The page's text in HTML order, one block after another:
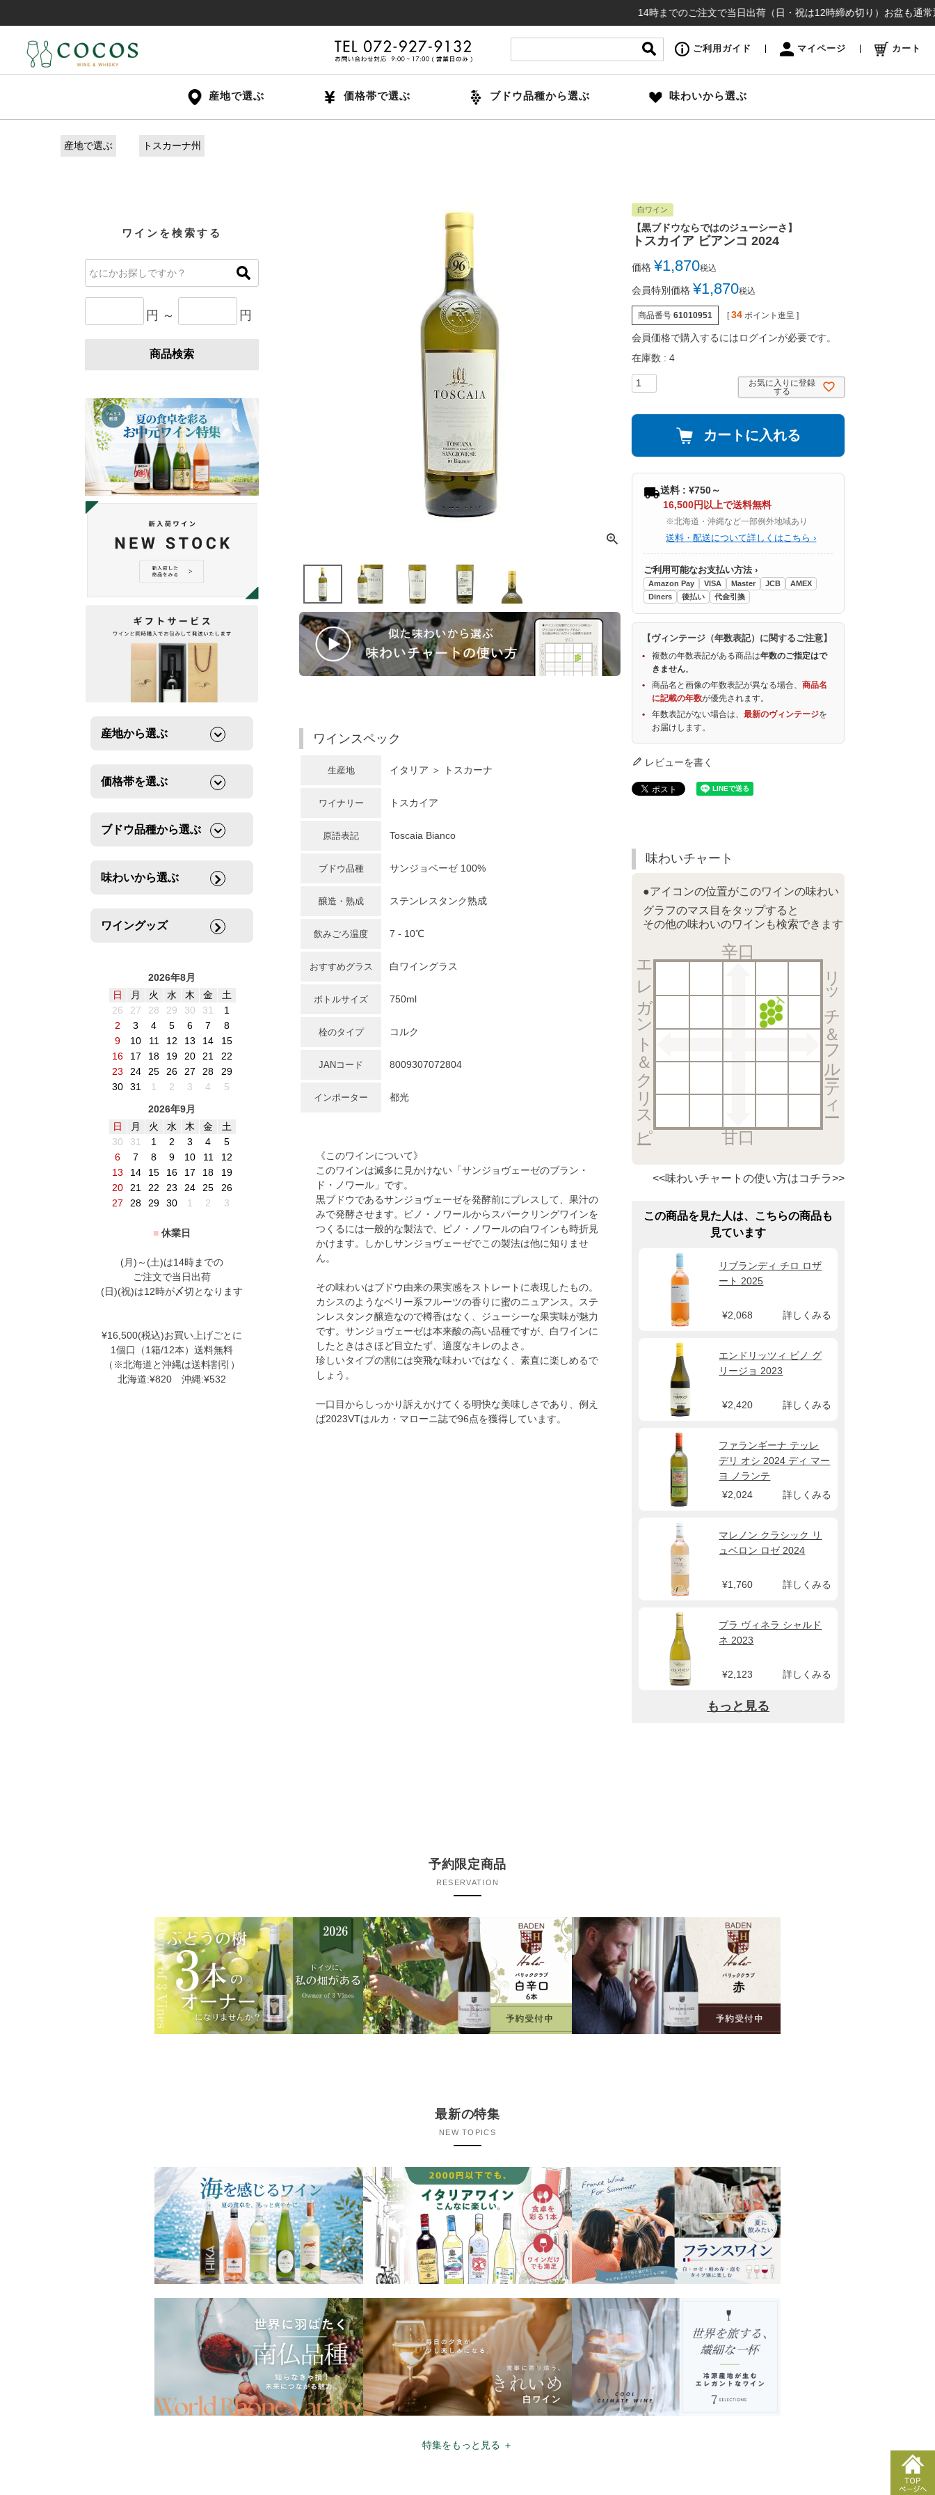
14時までのご注文で当日出荷（日・祝は12時締め切り）お盆も通常通り
ご利用ガイド マイページ カート
産地で選ぶ 価格帯で選ぶ ブドウ品種から選ぶ 味わいから選ぶ
産地で選ぶ トスカーナ州
ワインを検索する
円 ～ 円
商品検索
産地から選ぶ
価格帯を選ぶ
ブドウ品種から選ぶ
味わいから選ぶ
ワイングッズ
2026年8月
日
月 火 水 木 金
土
26
27 28 29 30 31
1
2
3 4 5 6 7
8
9
10 11 12 13 14
15
16
17 18 19 20 21
22
23
24 25 26 27 28
29
30
31 1 2 3 4
5
2026年9月
日
月 火 水 木 金
土
30
31 1 2 3 4
5
6
7 8 9 10 11
12
13
14 15 16 17 18
19
20
21 22 23 24 25
26
27
28 29 30 1 2 3
■ 休業日
(月)～(土)は14時までの
ご注文で当日出荷
(日)(祝)は12時が〆切となります
¥16,500(税込)お買い上げごとに
1個口（1箱/12本）送料無料
（※北海道と沖縄は送料割引）
北海道:¥820 沖縄:¥532
ワインスペック
生産地 イタリア ＞ トスカーナ
ワイナリー トスカイア
原語表記 Toscaia Bianco
ブドウ品種 サンジョベーゼ100%
醸造・熟成 ステンレスタンク熟成
飲みごろ温度 7 - 10℃
おすすめグラス 白ワイングラス
ボトルサイズ 750ml
栓のタイプ コルク
JANコード 8009307072804
インポーター 都光
《このワインについて》
このワインは滅多に見かけない「サンジョヴェーゼのブラン・
ド・ノワール」です。
黒ブドウであるサンジョヴェーゼを発酵前にプレスして、果汁の
みで発酵させます。ピノ・ノワールからスパークリングワインを
つくるには一般的な製法で、ピノ・ノワールの白ワインも時折見
かけます。しかしサンジョヴェーゼでこの製法は他に知りませ
ん。
その味わいはブドウ由来の果実感をストレートに表現したもの。
カシスのようなベリー系フルーツの香りに蜜のニュアンス。ステ
ンレスタンク醸造なので樽香はなく、ジューシーな果実味が魅力
です。サンジョヴェーゼは本来酸の高い品種ですが、白ワインに
したときはさほど目立たず、適度なキレのよさ。
珍しいタイプの割には突飛な味わいではなく、素直に楽しめるで
しょう。
一口目からしっかり訴えかけてくる明快な美味しさであり、例え
ば2023VTはルカ・マローニ誌で96点を獲得しています。
白ワイン
【黒ブドウならではのジューシーさ】
トスカイア ビアンコ 2024
価格 ¥1,870税込
会員特別価格 ¥1,870税込
商品番号 61010951 [ 34 ポイント進呈 ]
会員価格で購入するにはログインが必要です。
在庫数
4
お気に入りに登録
する
カートに入れる
送料 : ¥750～
16,500円以上で送料無料
※北海道・沖縄など一部例外地域あり
送料・配送について詳しくはこちら ›
ご利用可能なお支払い方法 ›
Amazon Pay VISA Master JCB
AMEX
Diners
後払い 代金引換
【ヴィンテージ（年数表記）に関するご注意】
複数の年数表記がある商品は年数のご指定はで
きません。
商品名と画像の年数表記が異なる場合、商品名
に記載の年数が優先されます。
年数表記がない場合は、最新のヴィンテージを
お届けします。
レビューを書く
味わいチャート
●アイコンの位置がこのワインの味わい
グラフのマス目をタップすると
その他の味わいのワインも検索できます
辛口
リッチ＆フルーティー
甘口
エレガント＆クリスピー
<<味わいチャートの使い方はコチラ>>
この商品を見た人は、こちらの商品も
見ています
リブランディ チロ ロザ
ート 2025
¥2,068 詳しくみる
エンドリッツィ ピノ グ
リージョ 2023
¥2,420 詳しくみる
ファランギーナ テッレ
デリ オシ 2024 ディ マー
ヨ ノランテ
¥2,024
詳しくみる
マレノン クラシック リ
ュベロン ロゼ 2024
¥1,760 詳しくみる
プラ ヴィネラ シャルド
ネ 2023
¥2,123 詳しくみる
もっと見る
予約限定商品
RESERVATION
最新の特集
NEW TOPICS
特集をもっと見る ＋